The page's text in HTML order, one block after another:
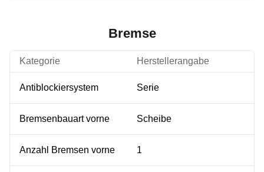
Bremse
Kategorie Herstellerangabe
Antiblockiersystem Serie
Bremsenbauart vorne Scheibe
Anzahl Bremsen vorne 1